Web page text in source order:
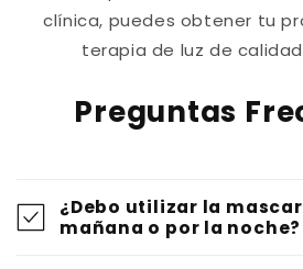
clínica, puedes obtener tu
terapia de luz de
Preguntas
¿Debo utilizar la
mañana o por la noche?